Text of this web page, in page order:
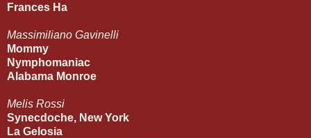
Frances Ha
Massimiliano Gavinelli
Mommy
Nymphomaniac
Alabama Monroe
Melis Rossi
Synecdoche, New York
La Gelosia